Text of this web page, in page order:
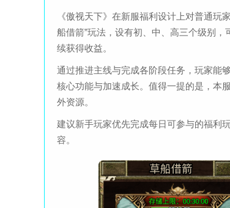
《傲视天下》在新服福利设计上对普通
船借箭”玩法，设有初、中、高三个级别
续获得收益。
通过推进主线与完成各阶段任务，玩家能
核心功能与加速成长。值得一提的是，本
外资源。
建议新手玩家优先完成每日可参与的福利
容。